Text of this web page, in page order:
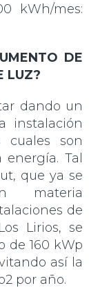
kWh/mes:
DE
LUZ?
dando un
instalación
cuales son
Tal
que ya se
materia
de
Lirios, se
de 160 kWp
así la
por año.